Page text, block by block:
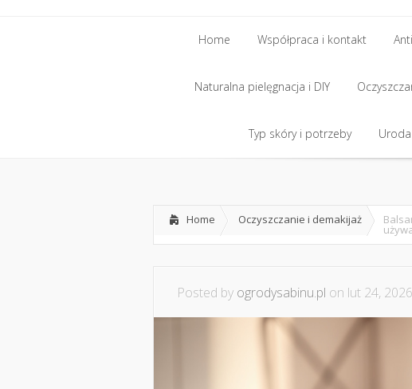
Home
Home
Współpraca i kontakt
Współpraca i kontakt
Naturalna pielęgnacja i DIY
Naturalna pielęgnacja i DIY
Typ skóry i potrzeby Uroda
Home Oczyszczanie i demakijaż
Posted by ogrodysabinu.pl on lut 24,